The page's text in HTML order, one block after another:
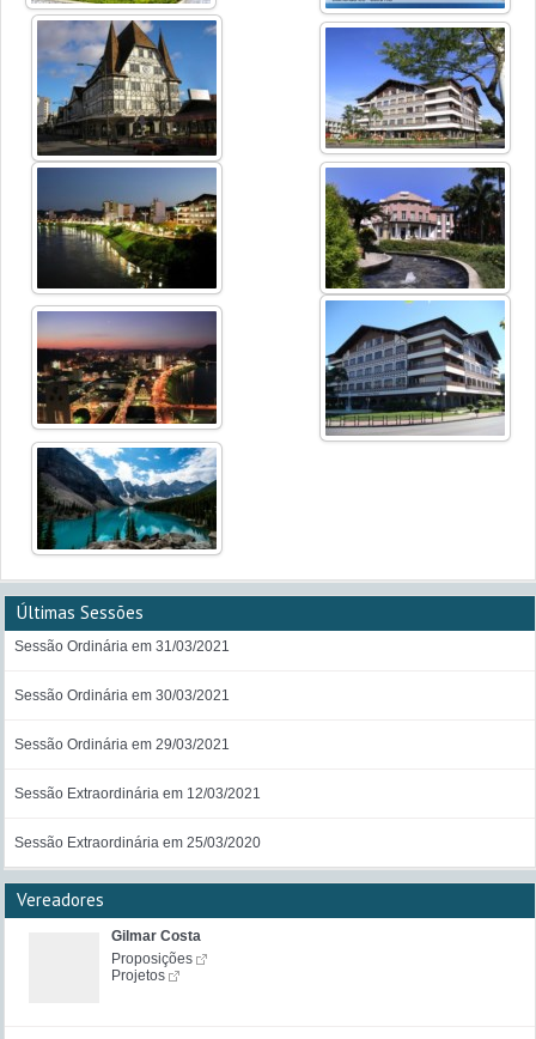
Últimas Sessões
Sessão Ordinária em 31/03/2021
Sessão Ordinária em 30/03/2021
Sessão Ordinária em 29/03/2021
Sessão Extraordinária em 12/03/2021
Sessão Extraordinária em 25/03/2020
Vereadores
Gilmar Costa
Proposições
Projetos